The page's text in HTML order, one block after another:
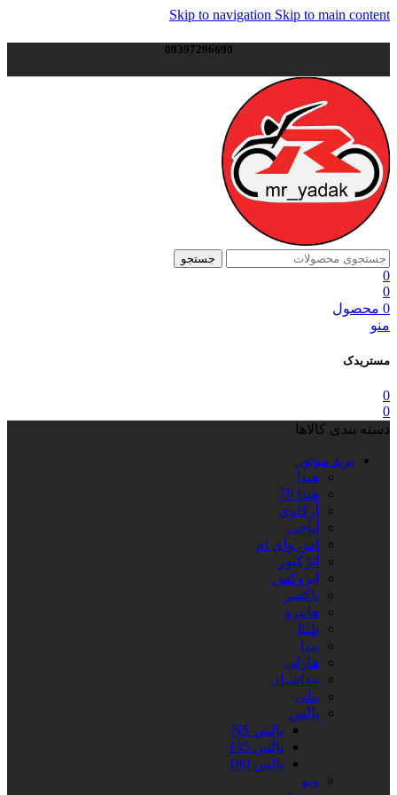
Skip to navigation Skip to main content
09397296690
جستجو
0
0
0 محصول
منو
مستریدک
0
0
دسته بندی کالاها
برند موتور
هندا
هندا 70
آرکاوی
آپاچی
اس وای ام
انژکتور
ایروکس
باکسر
هایپرو
بلنتا
بندا
هارلی
بنداشیان
بنلی
پالس
پالس NS
پالس 135
پالس 180
ویو